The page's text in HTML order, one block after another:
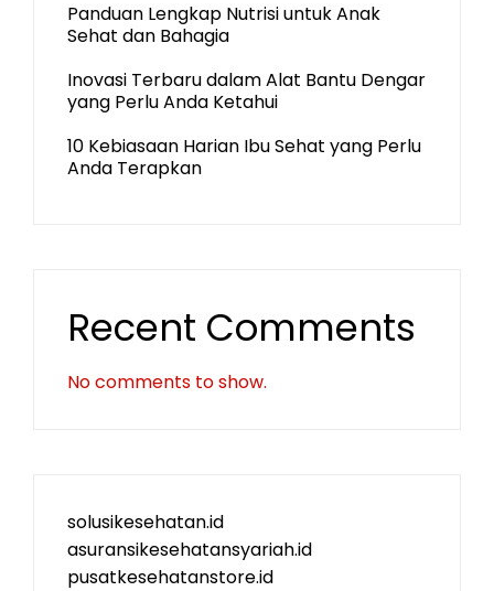
Panduan Lengkap Nutrisi untuk Anak
Sehat dan Bahagia
Inovasi Terbaru dalam Alat Bantu Dengar
yang Perlu Anda Ketahui
10 Kebiasaan Harian Ibu Sehat yang Perlu
Anda Terapkan
Recent Comments
No comments to show.
solusikesehatan.id
asuransikesehatansyariah.id
pusatkesehatanstore.id